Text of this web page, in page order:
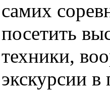
самих
посетить
техники,
экскурсии в